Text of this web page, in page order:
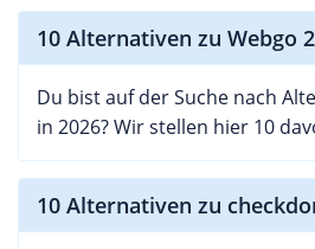
10 Alternativen zu Webgo
Du bist auf der Suche nach
in 2026? Wir stellen hier 10
10 Alternativen zu